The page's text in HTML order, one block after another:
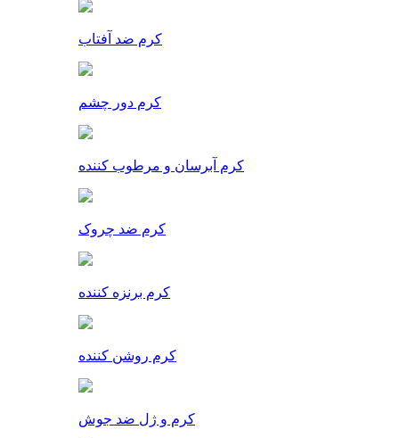
کرم ضد آفتاب
کرم دور چشم
کرم آبرسان و مرطوب کننده
کرم ضد چروک
کرم برنزه کننده
کرم روشن کننده
کرم و ژل ضد جوش